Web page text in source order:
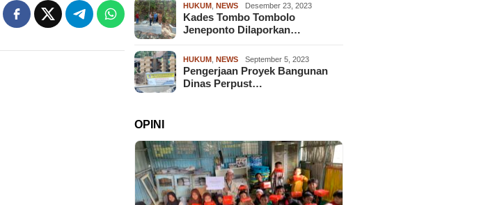
HUKUM ,NEWS Desember 23, 2023
Kades Tombo Tombolo
Jeneponto Dilaporkan…
HUKUM ,NEWS September 5, 2023
Pengerjaan Proyek Bangunan
Dinas Perpust…
OPINI